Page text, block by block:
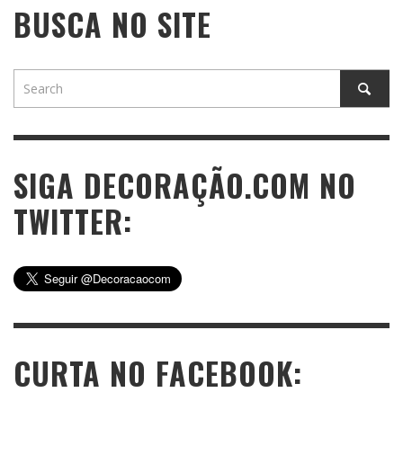
BUSCA NO SITE
SIGA DECORAÇÃO.COM NO
TWITTER:
CURTA NO FACEBOOK: